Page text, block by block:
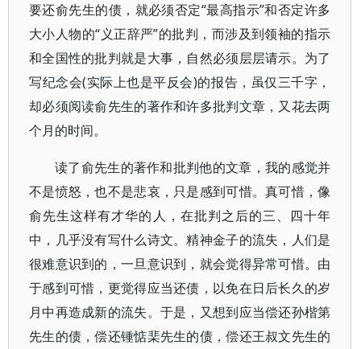
要还俞先生的债，就必须否定“最高指示”和否定许多
大小人物的“义正辞严”的批判，而涉及到领袖的指示
和全国性的批判就是大事，自然必须层层请示。为了
写纪念会(实际上也是平反会)的报告，虽仅三千字，
却必须阅读俞先生的著作和许多批判文章，又花去两
个月的时间。
读了俞先生的著作和批判他的文章，我的感觉并
不是愤怒，也不是悲哀，只是感到可惜。真可惜，像
俞先生这样有才华的人，在批判之后的三、四十年
中，几乎没有写什么诗文。精神金子的流失，人们是
很难意识到的，一旦意识到，就会觉得异常可惜。由
于感到可惜，更觉得应当还债，以免在日后长久的岁
月中再造成新的流失。于是，又想到应当偿还孙楷第
先生的债，偿还锺惦棐先生的债，偿还王叔文先生的